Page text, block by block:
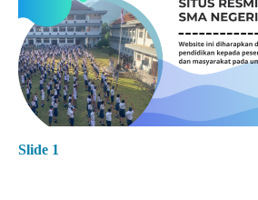
Slide 1